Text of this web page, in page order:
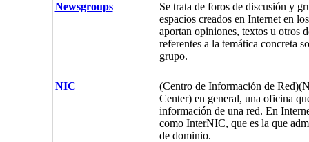
Newsgroups
Se trata de foros de discusión y
espacios creados en Internet en
aportan opiniones, textos u otros
referentes a la temática concreta
grupo.
NIC
(Centro de Información de
Center) en general, una oficina
información de una red. En
como InterNIC, que es la que
de dominio.